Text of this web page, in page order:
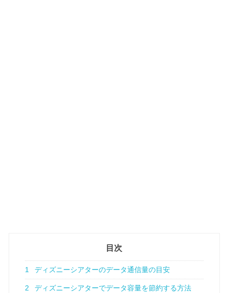
目次
1 ディズニーシアターのデータ通信量の目安
2 ディズニーシアターでデータ容量を節約する方法